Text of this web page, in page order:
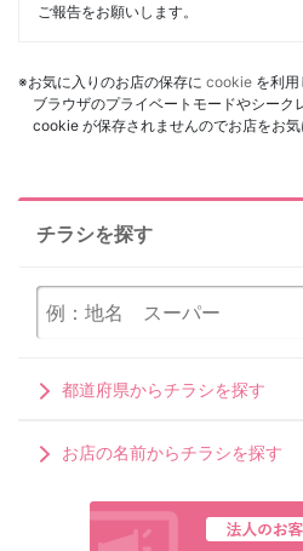
ご報告をお願いします。
※お気に入りのお店の保存に cookie を利用
ブラウザのプライベートモードやシーク
cookie が保存されませんのでお店をお気
チラシを探す
都道府県からチラシを探す
お店の名前からチラシを探す